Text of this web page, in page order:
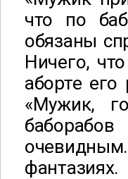
что по
обязаны
Ничего,
аборте
«Мужик,
фантазиях.